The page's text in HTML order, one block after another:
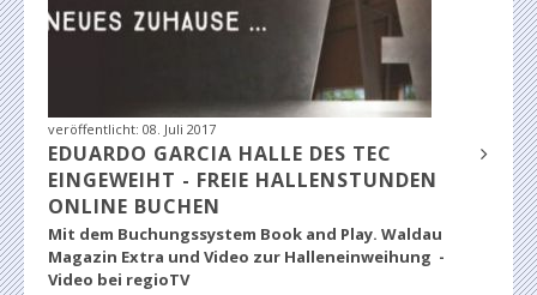
veröffentlicht: 08. Juli 2017
EDUARDO GARCIA HALLE DES TEC
EINGEWEIHT - FREIE HALLENSTUNDEN
ONLINE BUCHEN
Mit dem Buchungssystem Book and Play. Waldau
Magazin Extra und Video zur Halleneinweihung -
Video bei regioTV